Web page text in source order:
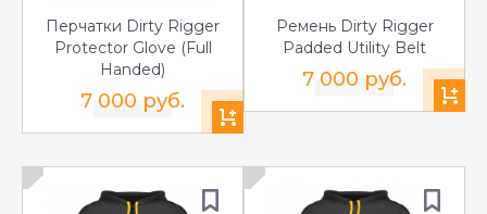
Перчатки Dirty Rigger
Protector Glove (Full
Handed)
7 000 руб.
Ремень Dirty Rigger
Padded Utility Belt
7 000 руб.